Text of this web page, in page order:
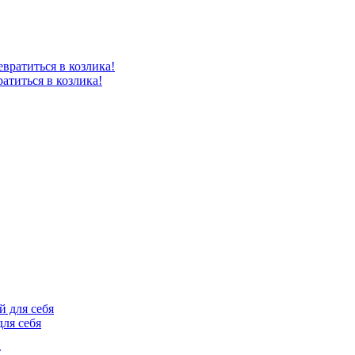
в козлика!
себя